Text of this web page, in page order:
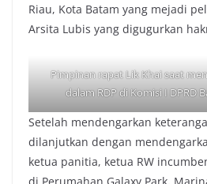
Riau, Kota Batam yang mejadi
Arsita Lubis yang digugurkan
Pimpinan rapat Lik Khai saat
dalam RDP di Komisi I DPRD
Setelah mendengarkan
dilanjutkan dengan
ketua panitia, ketua RW